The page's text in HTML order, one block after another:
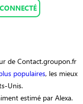
CONNECTÉ
de Contact.groupon.fr
populaires, les mieux
Unis.
estimé par Alexa.